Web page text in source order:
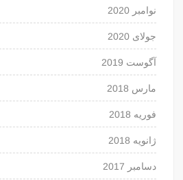
نوامبر 2020
جولای 2020
آگوست 2019
مارس 2018
فوریه 2018
ژانویه 2018
دسامبر 2017